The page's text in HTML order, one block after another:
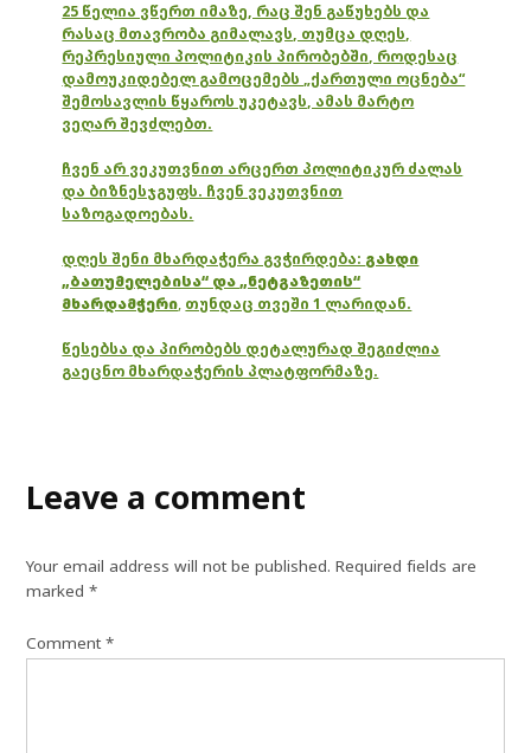
25 წელია ვწერთ იმაზე, რაც შენ გაწუხებს და
რასაც მთავრობა გიმალავს, თუმცა დღეს,
რეპრესიული პოლიტიკის პირობებში, როდესაც
დამოუკიდებელ გამოცემებს „ქართული ოცნება“
შემოსავლის წყაროს უკეტავს, ამას მარტო
ვეღარ შევძლებთ.
ჩვენ არ ვეკუთვნით არცერთ პოლიტიკურ ძალას
და ბიზნესჯგუფს. ჩვენ ვეკუთვნით
საზოგადოებას.
დღეს შენი მხარდაჭერა გვჭირდება: გახდი
„ბათუმელებისა“ და „ნეტგაზეთის“
მხარდამჭერი, თუნდაც თვეში 1 ლარიდან.
წესებსა და პირობებს დეტალურად შეგიძლია
გაეცნო მხარდაჭერის პლატფორმაზე.
Leave a comment
Your email address will not be published. Required fields are
marked*
Comment*